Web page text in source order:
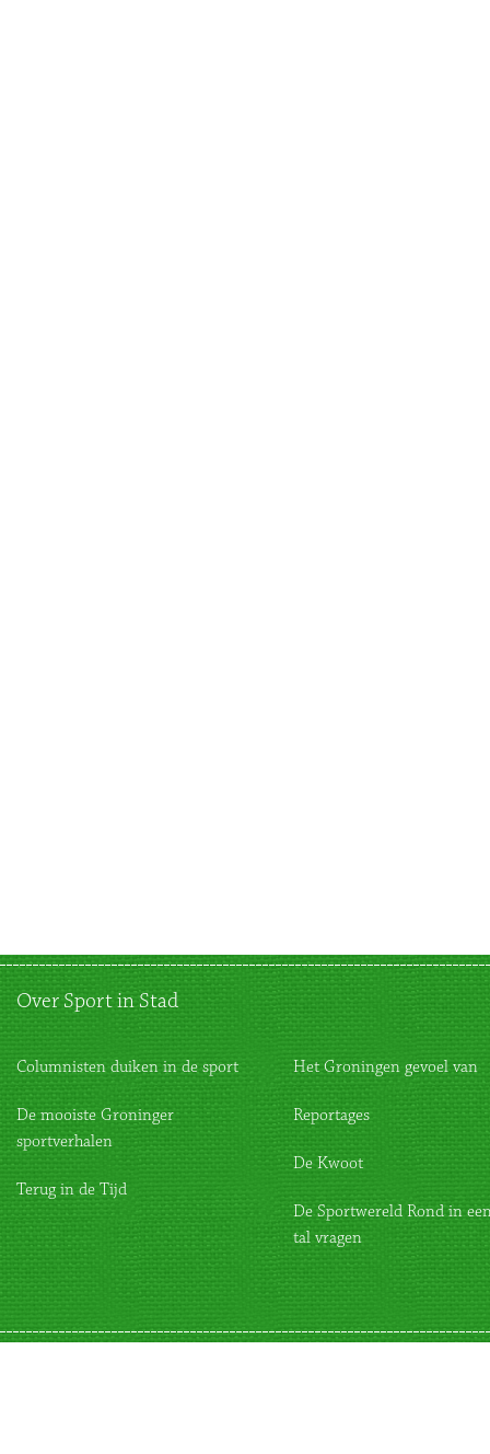
Over Sport in Stad
Columnisten duiken in de sport
De mooiste Groninger
sportverhalen
Terug in de Tijd
Het Groningen gevoel van
Reportages
De Kwoot
De Sportwereld Rond in
tal vragen